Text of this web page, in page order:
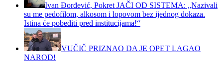
Ivan Đorđević, Pokret JAČI OD SISTEMA: „Nazivali
su me pedofilom, alkosom i lopovom bez ijednog dokaza.
Istina će pobediti pred institucijama!“
VUČIČ PRIZNAO DA JE OPET LAGAO
NAROD!